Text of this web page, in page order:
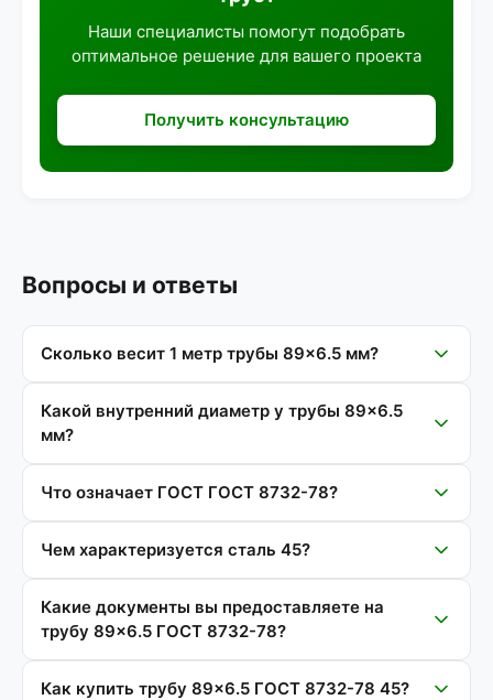
Наши специалисты помогут подобрать
оптимальное решение для вашего проекта
Получить консультацию
Вопросы и ответы
Сколько весит 1 метр трубы 89×6.5 мм?
Какой внутренний диаметр у трубы 89×6.5
мм?
Что означает ГОСТ ГОСТ 8732-78?
Чем характеризуется сталь 45?
Какие документы вы предоставляете на
трубу 89×6.5 ГОСТ 8732-78?
Как купить трубу 89×6.5 ГОСТ 8732-78 45?